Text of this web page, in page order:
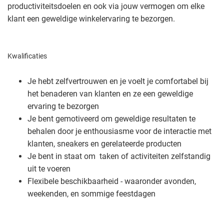
productiviteitsdoelen en ook via jouw vermogen om elke
klant een geweldige winkelervaring te bezorgen.
Kwalificaties
Je hebt zelfvertrouwen en je voelt je comfortabel bij
het benaderen van klanten en ze een geweldige
ervaring te bezorgen
Je bent gemotiveerd om geweldige resultaten te
behalen door je enthousiasme voor de interactie met
klanten, sneakers en gerelateerde producten
Je bent in staat om taken of activiteiten zelfstandig
uit te voeren
Flexibele beschikbaarheid - waaronder avonden,
weekenden, en sommige feestdagen